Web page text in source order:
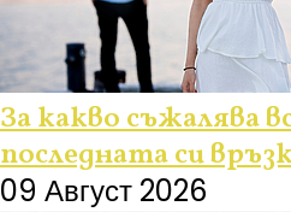
За какво съжалява
последната си
09 Август 2026